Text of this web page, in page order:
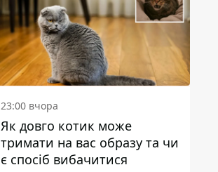
23:00 вчора
Як довго котик може
тримати на вас образу та чи
є спосіб вибачитися